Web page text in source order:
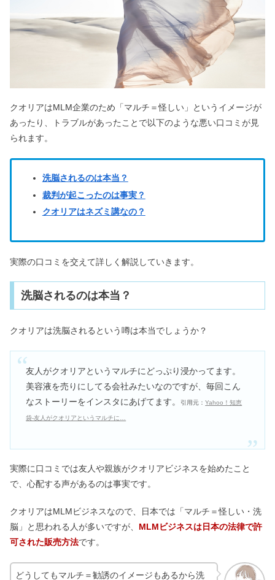
クオリアはMLM企業のため「マルチ＝怪しい」というイメージが
あったり、トラブルがあったことで以下のような悪い口コミが見
られます。
洗脳されるのは本当？
裁判が起こったのは事実？
クオリアはネズミ講なの？
実際の口コミを交えて詳しく解説していきます。
洗脳されるのは本当？
クオリアは洗脳されるという噂は本当でしょうか？
友人がクオリアというマルチにどっぷり浸かってます。
美容液を売りにしてる会社みたいなのですが、毎回こん
なストーリーをインスタにあげてます。
引用元：Yahoo！知恵
袋-友人がクオリアというマルチに…
実際に口コミでは友人や親族がクオリアビジネスを始めたこと
で、心配する声があるのは事実です。
クオリアはMLMビジネスなので、日本では「マルチ＝怪しい・洗
脳」と思われる人が多いですが、 MLMビジネスは日本の法律で許
可された販売方法です。
どうしてもマルチ＝勧誘のイメージもあるから洗